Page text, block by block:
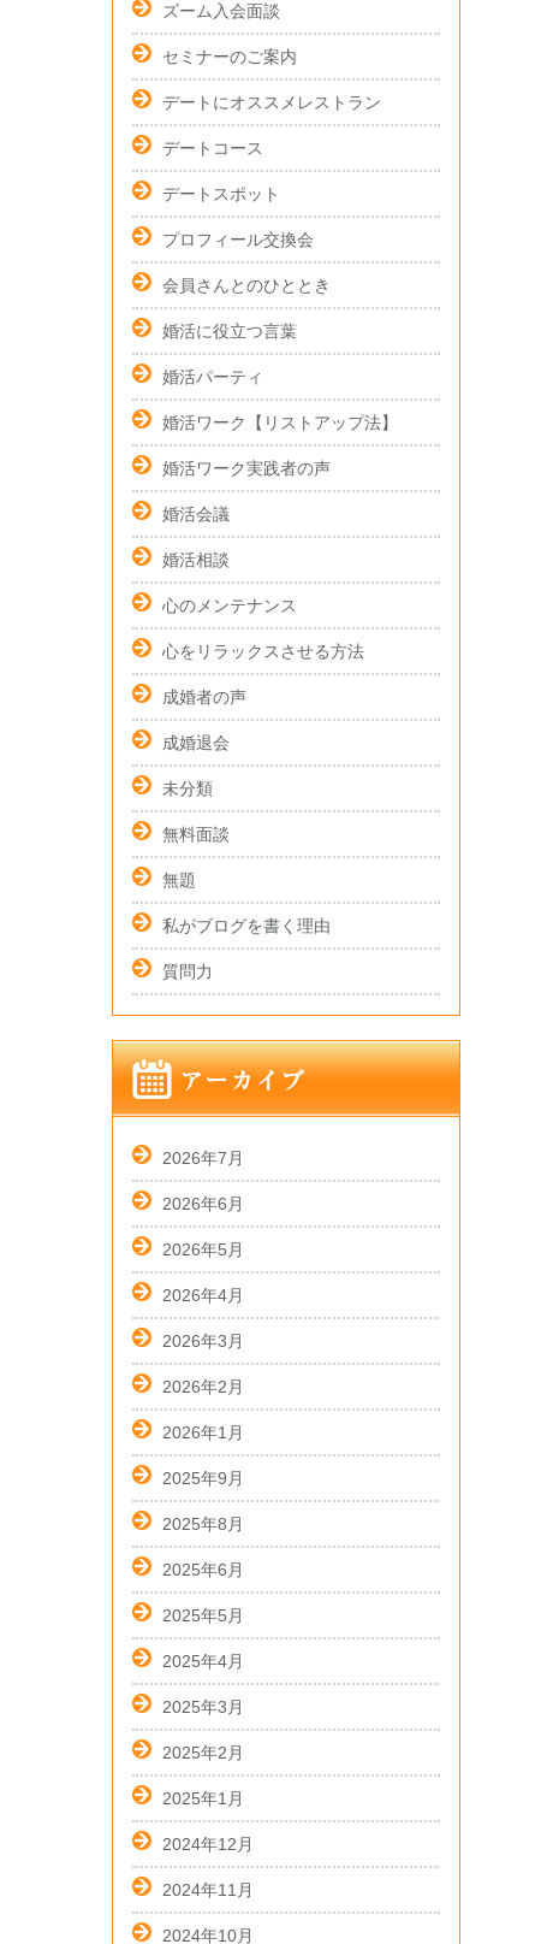
ズーム入会面談
セミナーのご案内
デートにオススメレストラン
デートコース
デートスポット
プロフィール交換会
会員さんとのひととき
婚活に役立つ言葉
婚活パーティ
婚活ワーク【リストアップ法】
婚活ワーク実践者の声
婚活会議
婚活相談
心のメンテナンス
心をリラックスさせる方法
成婚者の声
成婚退会
未分類
無料面談
無題
私がブログを書く理由
質問力
2026年7月
2026年6月
2026年5月
2026年4月
2026年3月
2026年2月
2026年1月
2025年9月
2025年8月
2025年6月
2025年5月
2025年4月
2025年3月
2025年2月
2025年1月
2024年12月
2024年11月
2024年10月